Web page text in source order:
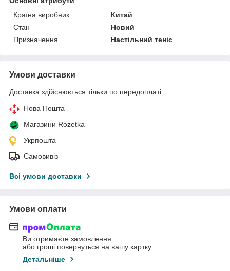
Країна виробник
Китай
Стан
Новий
Призначення
Настільний теніс
Умови доставки
Доставка здійснюється тільки по передоплаті.
Нова Пошта
Магазини Rozetka
Укрпошта
Самовивіз
Всі умови доставки
Умови оплати
Ви отримаєте замовлення
або гроші повернуться на вашу картку
Детальніше